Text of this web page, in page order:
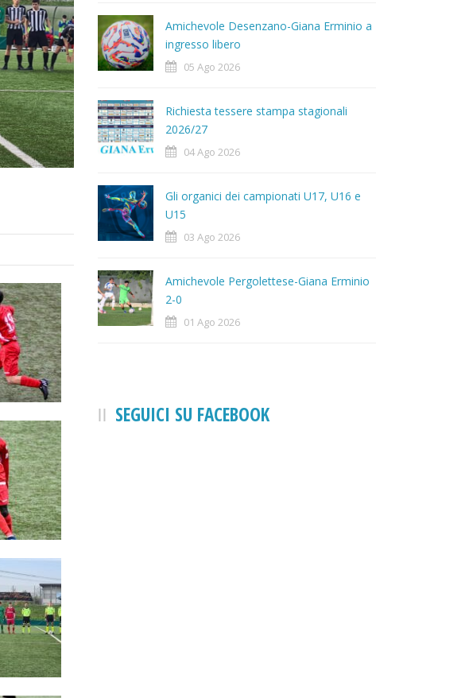
Amichevole Desenzano-Giana Erminio a
ingresso libero
05 Ago 2026
Richiesta tessere stampa stagionali
2026/27
04 Ago 2026
Gli organici dei campionati U17, U16 e
U15
03 Ago 2026
Amichevole Pergolettese-Giana Erminio
2-0
01 Ago 2026
SEGUICI SU FACEBOOK